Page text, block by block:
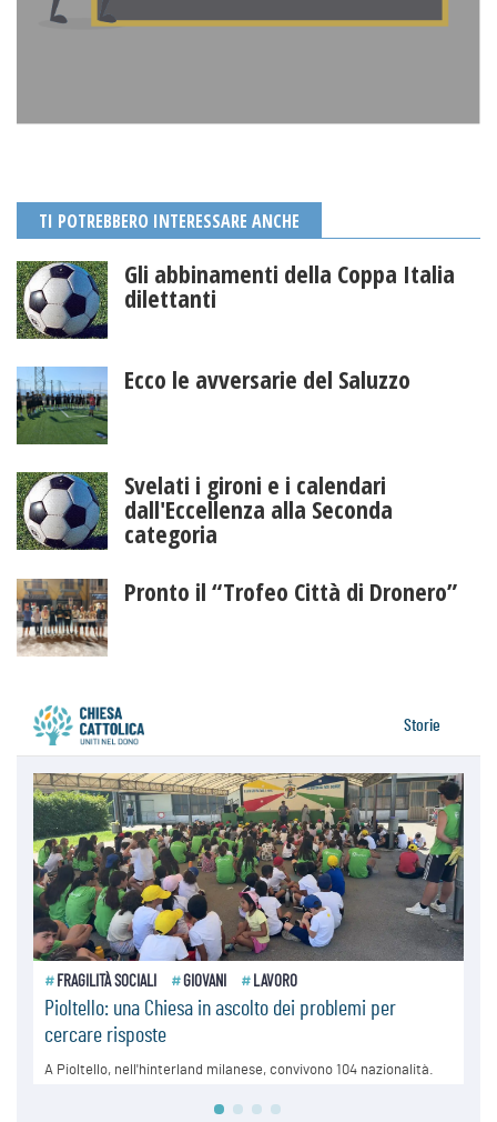
TI POTREBBERO INTERESSARE ANCHE
Gli abbinamenti della Coppa Italia
dilettanti
Ecco le avversarie del Saluzzo
Svelati i gironi e i calendari
dall'Eccellenza alla Seconda
categoria
Pronto il “Trofeo Città di Dronero”